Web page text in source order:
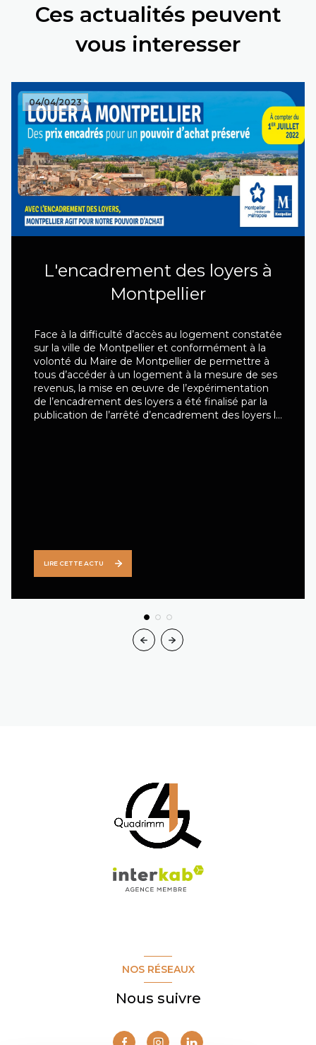
Ces actualités peuvent
vous interesser
04/04/2023
L'encadrement des loyers à
Montpellier
Face à la difficulté d’accès au logement constatée
sur la ville de Montpellier et conformément à la
volonté du Maire de Montpellier de permettre à
tous d’accéder à un logement à la mesure de ses
revenus, la mise en œuvre de l’expérimentation
de l’encadrement des loyers a été finalisé par la
publication de l’arrêté d’encadrement des loyers le
LIRE CETTE ACTU
NOS RÉSEAUX
Nous suivre